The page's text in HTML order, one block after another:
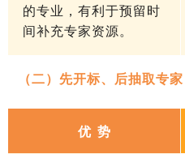
的专业，有利于预留时
间补充专家资源。
（二）先开标、后抽取专家
优 势